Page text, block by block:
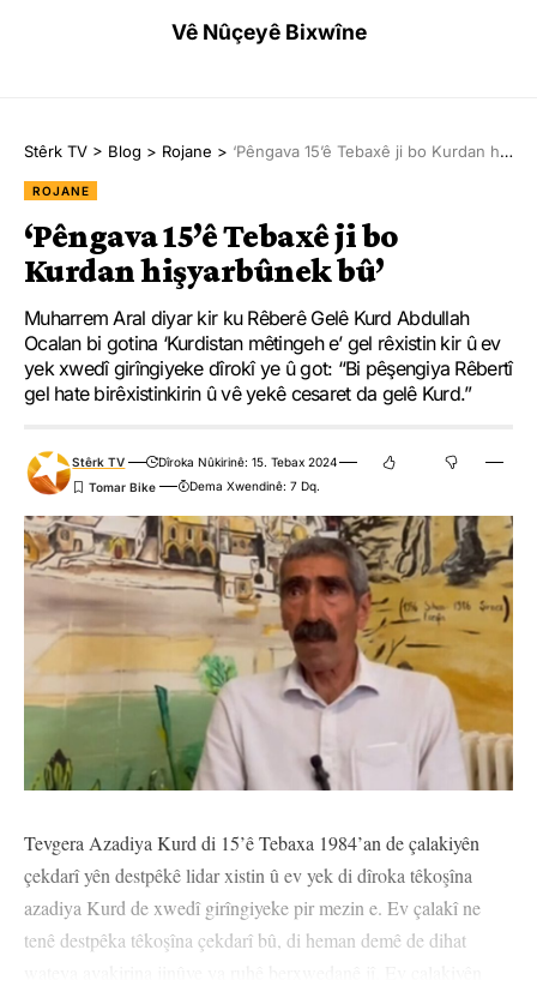
YÊN HATINE ÊTÎKETKIRIN HEMÛ BAJAR
Ji me agahî bistîne!
Eger tu bibî abone em ê nûçeyên lezgîn yekser ji maîla
te re bişînin.
Eger tu bibî abone te we wateyê ku tuPolîtikaya Malpera Me
dipejînî û
dîsa tê wê wateyê ku tuŞert û Mercên meqebûl dikî. Tu kendî bixwazî
Çi Difikirî?
.
0
.
0
.
0
Nirxandinek Bike
Vê Nûçeyê Bixwîne
Stêrk TV > Blog > Rojane > ‘Pêngava 15’ê Tebaxê ji bo Kurdan hişyarbûnek bû’
ROJANE
‘Pêngava 15’ê Tebaxê ji bo
Kurdan hişyarbûnek bû’
Muharrem Aral diyar kir ku Rêberê Gelê Kurd Abdullah
Ocalan bi gotina ‘Kurdistan mêtingeh e’ gel rêxistin kir û ev
yek xwedî girîngiyeke dîrokî ye û got: “Bi pêşengiya Rêbertî
gel hate birêxistinkirin û vê yekê cesaret da gelê Kurd.”
Stêrk TV
Dîroka Nûkirinê: 15. Tebax 2024
Dema Xwendinê: 7 Dq.
Tevgera Azadiya Kurd di 15’ê Tebaxa 1984’an de çalakiyên
çekdarî yên destpêkê lidar xistin û ev yek di dîroka têkoşîna
azadiya Kurd de xwedî girîngiyeke pir mezin e. Ev çalakî ne
tenê destpêka têkoşîna çekdarî bû, di heman demê de dihat